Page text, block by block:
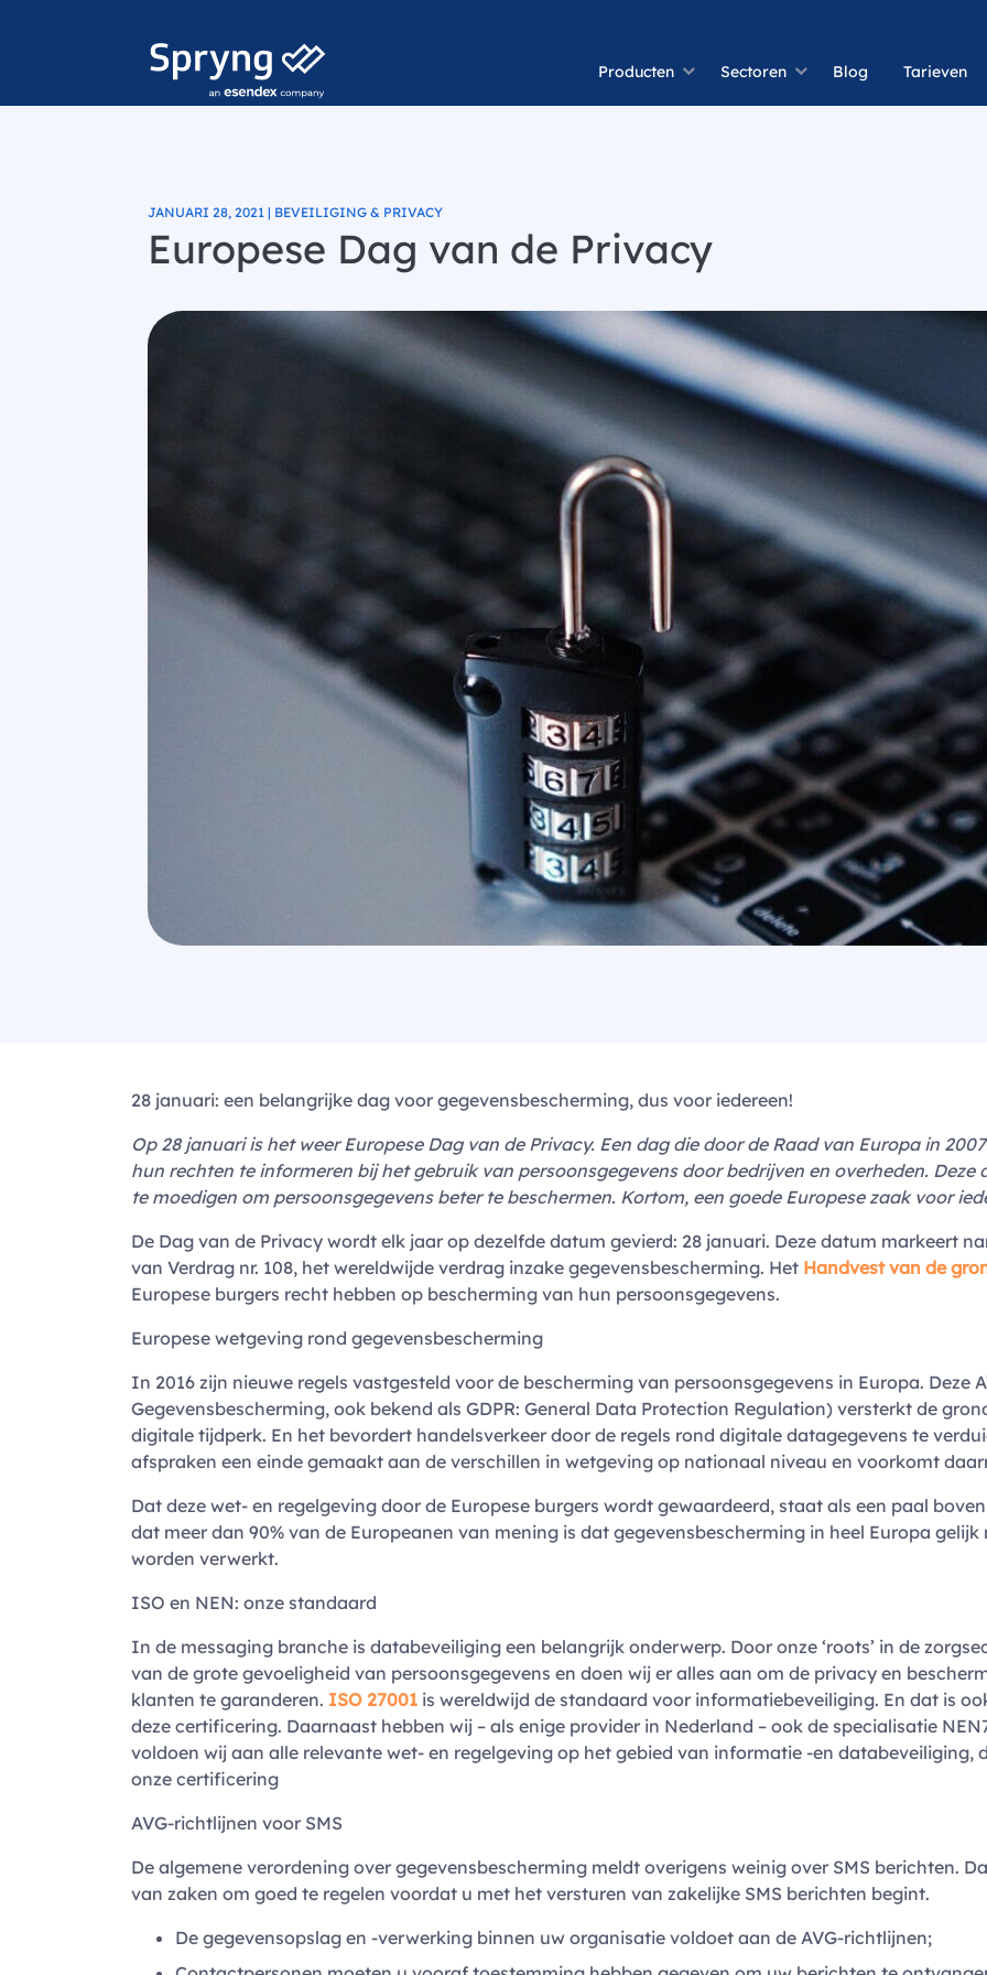
Producten Sectoren Blog Tarieven
JANUARI 28, 2021 | BEVEILIGING & PRIVACY
Europese Dag van de Privacy
28 januari: een belangrijke dag voor gegevensbescherming, dus voor iedereen!
Op 28 januari is het weer Europese Dag van de Privacy. Een dag die door de Raad van Europa in
hun rechten te informeren bij het gebruik van persoonsgegevens door bedrijven en overheden.
te moedigen om persoonsgegevens beter te beschermen. Kortom, een goede Europese zaak voor
De Dag van de Privacy wordt elk jaar op dezelfde datum gevierd: 28 januari. Deze datum markeert
van Verdrag nr. 108, het wereldwijde verdrag inzake gegevensbescherming. Het Handvest van de
Europese burgers recht hebben op bescherming van hun persoonsgegevens.
Europese wetgeving rond gegevensbescherming
In 2016 zijn nieuwe regels vastgesteld voor de bescherming van persoonsgegevens in Europa. Deze
Gegevensbescherming, ook bekend als GDPR: General Data Protection Regulation) versterkt de
digitale tijdperk. En het bevordert handelsverkeer door de regels rond digitale datagegevens te
afspraken een einde gemaakt aan de verschillen in wetgeving op nationaal niveau en voorkomt
Dat deze wet- en regelgeving door de Europese burgers wordt gewaardeerd, staat als een paal
dat meer dan 90% van de Europeanen van mening is dat gegevensbescherming in heel Europa
worden verwerkt.
ISO en NEN: onze standaard
In de messaging branche is databeveiliging een belangrijk onderwerp. Door onze ‘roots’ in de
van de grote gevoeligheid van persoonsgegevens en doen wij er alles aan om de privacy en
klanten te garanderen. ISO 27001is wereldwijd de standaard voor informatiebeveiliging. En dat is
deze certificering. Daarnaast hebben wij – als enige provider in Nederland – ook de specialisatie
voldoen wij aan alle relevante wet- en regelgeving op het gebied van informatie -en databeveiliging,
onze certificering
AVG-richtlijnen voor SMS
De algemene verordening over gegevensbescherming meldt overigens weinig over SMS berichten.
van zaken om goed te regelen voordat u met het versturen van zakelijke SMS berichten begint.
De gegevensopslag en -verwerking binnen uw organisatie voldoet aan de AVG-richtlijnen;